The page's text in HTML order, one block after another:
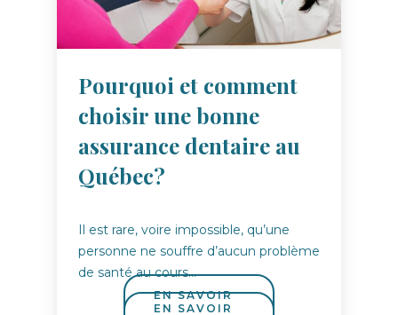
Pourquoi et comment
choisir une bonne
assurance dentaire au
Québec?
Il est rare, voire impossible, qu’une
personne ne souffre d’aucun problème
de santé au cours…